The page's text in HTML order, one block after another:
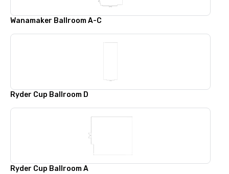
Wanamaker Ballroom A-C
Ryder Cup Ballroom D
Ryder Cup Ballroom A